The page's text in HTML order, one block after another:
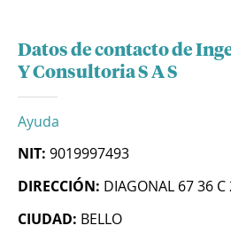
Datos de contacto de
Y Consultoria S A S
Ayuda
NIT: 9019997493
DIRECCIÓN: DIAGONAL 67 36 C
CIUDAD: BELLO